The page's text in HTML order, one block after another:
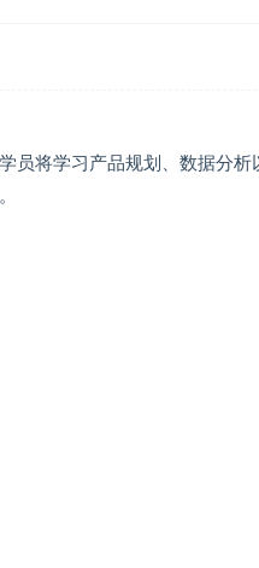
员将学习产品规划、数据分